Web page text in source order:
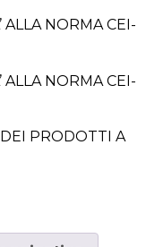
ALLA NORMA CEI-
ALLA NORMA CEI-
PRODOTTI A